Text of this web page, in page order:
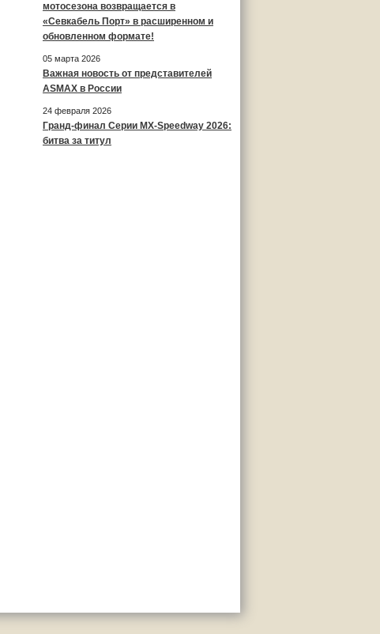
мотосезона возвращается в
«Севкабель Порт» в расширенном и
обновленном формате!
05 марта 2026
Важная новость от представителей
ASMAX в России
24 февраля 2026
Гранд-финал Серии MX-Speedway 2026:
битва за титул